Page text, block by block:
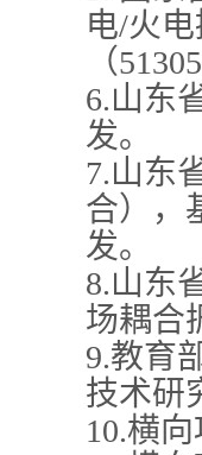
电/火
（
6.山东
发。
7.山东
合），
发。
8.山东
场耦合
9.教育
技术研
10.横